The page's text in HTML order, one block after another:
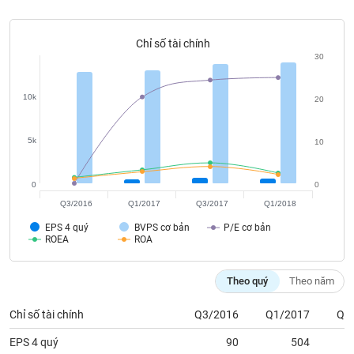
Chỉ số tài chính
EPS 4 quý BVPS cơ bản
P/E cơ bản
ROEA
ROA
0
5k
10k
0
10
20
30
Q3/2016 Q1/2017 Q3/2017 Q1/2018
Theo quý Theo năm
Chỉ số tài chính Q3/2016 Q1/2017
EPS 4 quý 90 504
chính
thông
tài
chính